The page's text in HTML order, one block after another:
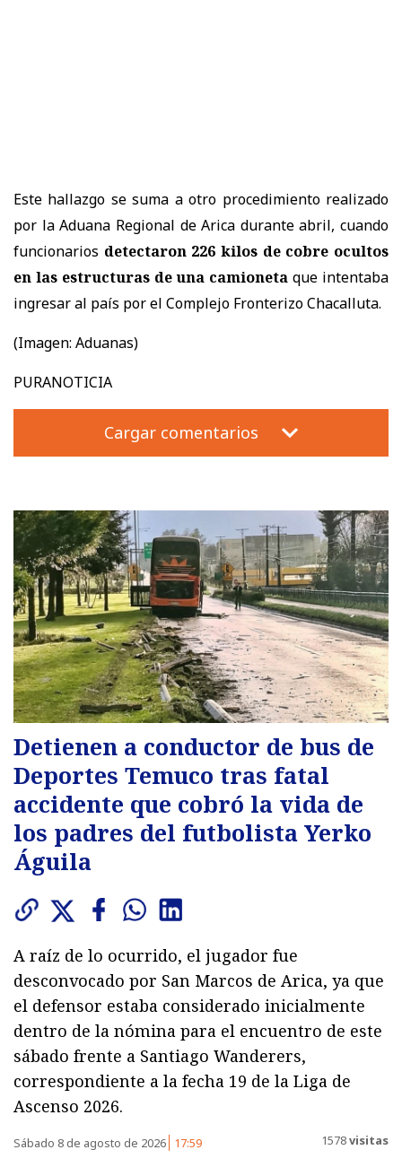
Este hallazgo se suma a otro procedimiento realizado
por la Aduana Regional de Arica durante abril, cuando
funcionarios detectaron 226 kilos de cobre ocultos
en las estructuras de una camioneta que intentaba
ingresar al país por el Complejo Fronterizo Chacalluta.
(Imagen: Aduanas)
PURANOTICIA
Cargar comentarios
Detienen a conductor de bus de
Deportes Temuco tras fatal
accidente que cobró la vida de
los padres del futbolista Yerko
Águila
A raíz de lo ocurrido, el jugador fue
desconvocado por San Marcos de Arica, ya que
el defensor estaba considerado inicialmente
dentro de la nómina para el encuentro de este
sábado frente a Santiago Wanderers,
correspondiente a la fecha 19 de la Liga de
Ascenso 2026.
Sábado 8 de agosto de 2026 17:59 1578visitas